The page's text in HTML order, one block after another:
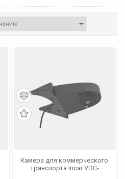
Камера для коммерческого
транспорта Incar VDC-